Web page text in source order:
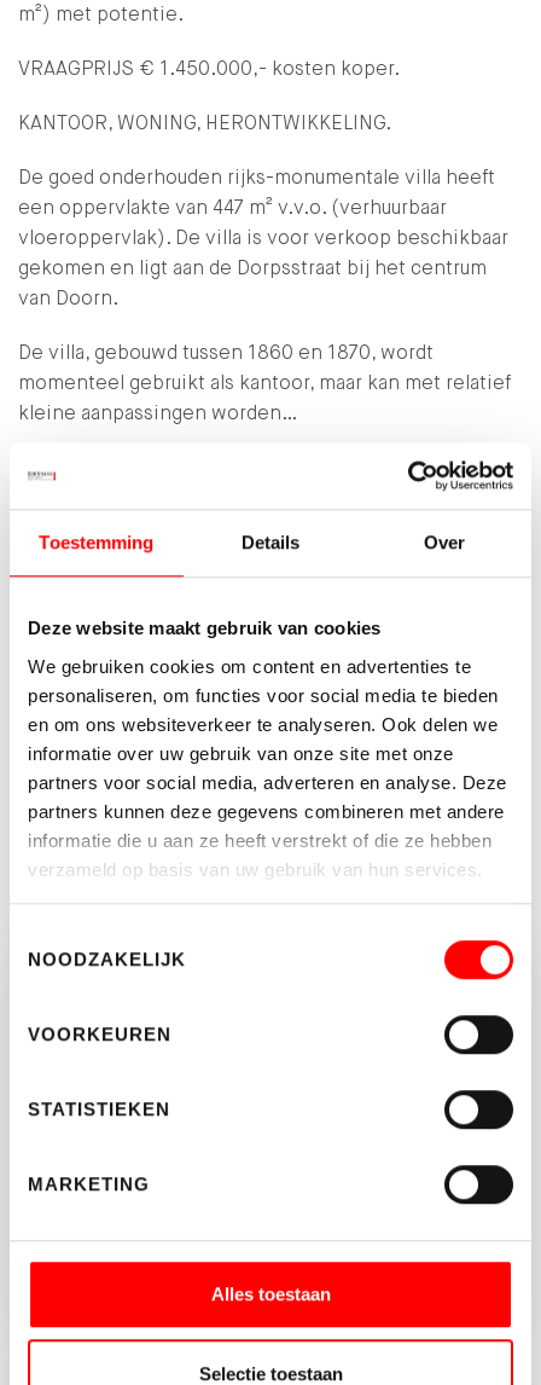
Toestemming Details Over
Deze website maakt gebruik van cookies
We gebruiken cookies om content en advertenties te
personaliseren, om functies voor social media te bieden
en om ons websiteverkeer te analyseren. Ook delen we
informatie over uw gebruik van onze site met onze
partners voor social media, adverteren en analyse. Deze
partners kunnen deze gegevens combineren met andere
informatie die u aan ze heeft verstrekt of die ze hebben
verzameld op basis van uw gebruik van hun services.
NOODZAKELIJK
VOORKEUREN
STATISTIEKEN
MARKETING
Alles toestaan
Selectie toestaan
m²) met potentie.
VRAAGPRIJS € 1.450.000,- kosten koper.
KANTOOR, WONING, HERONTWIKKELING.
De goed onderhouden rijks-monumentale villa heeft
een oppervlakte van 447 m² v.v.o. (verhuurbaar
vloeroppervlak). De villa is voor verkoop beschikbaar
gekomen en ligt aan de Dorpsstraat bij het centrum
van Doorn.
De villa, gebouwd tussen 1860 en 1870, wordt
momenteel gebruikt als kantoor, maar kan met relatief
kleine aanpassingen worden…
Kenmerken
Soort object
Kantoorruimte
Status
Verkocht
Totale oppervlakte
447 m
In units vanaf 447 m2
Aantal lagen 3
MEER KENMERKEN
Neem vrijblijvend contact op met Waltmann